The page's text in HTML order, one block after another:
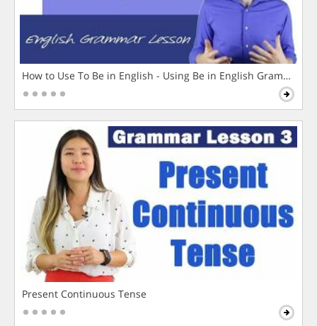
How to Use To Be in English - Using Be in English Grammar
Present Continuous Tense